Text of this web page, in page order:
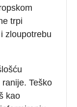
trpi
zloupotrebu
Teško
kao